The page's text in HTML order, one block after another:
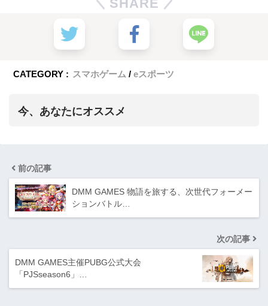
SHARE
CATEGORY : スマホゲーム eスポーツ
今、あなたにオススメ
前の記事
DMM GAMES 物語を旅する、次世代フォーメー
ションバトル…
次の記事
DMM GAMES主催PUBG公式大会
「PJSseason6」…